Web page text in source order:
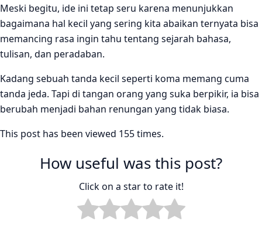
Meski begitu, ide ini tetap seru karena menunjukkan
bagaimana hal kecil yang sering kita abaikan ternyata bisa
memancing rasa ingin tahu tentang sejarah bahasa,
tulisan, dan peradaban.
Kadang sebuah tanda kecil seperti koma memang cuma
tanda jeda. Tapi di tangan orang yang suka berpikir, ia bisa
berubah menjadi bahan renungan yang tidak biasa.
This post has been viewed 155 times.
How useful was this post?
Click on a star to rate it!